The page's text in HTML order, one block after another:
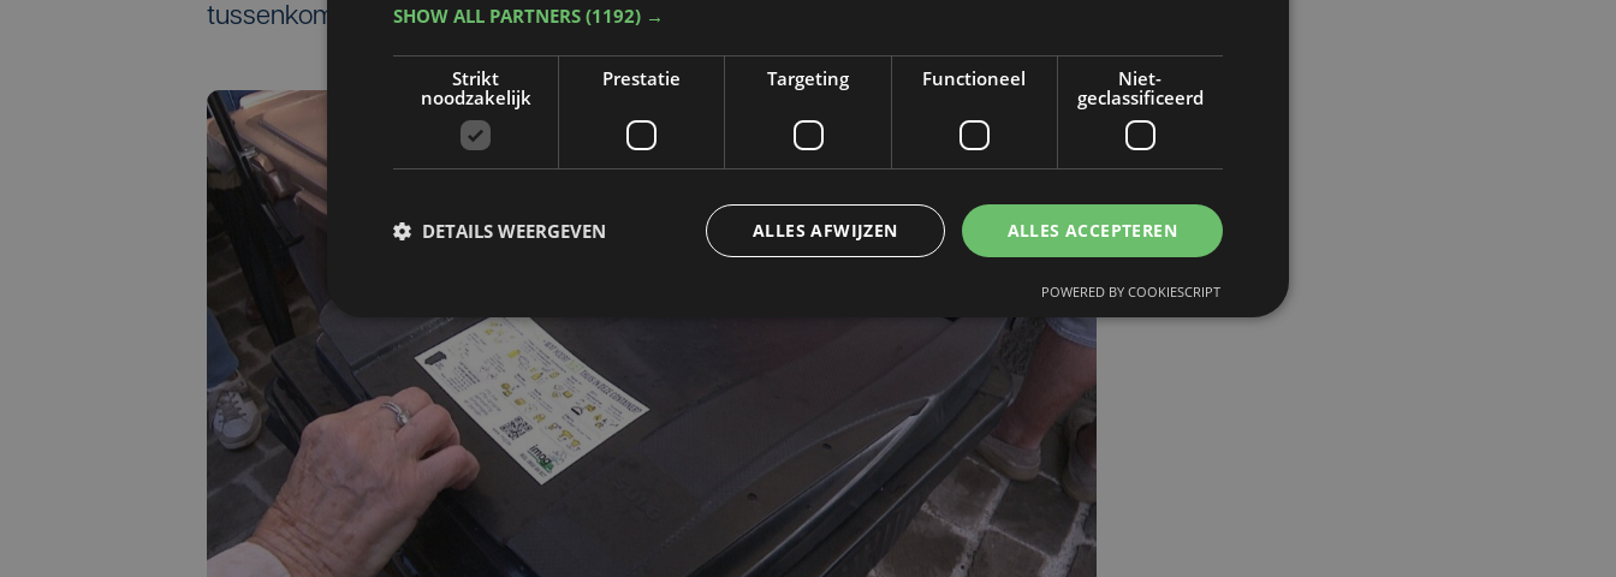
tussenkomst voorzien."SHOW ALL PARTNERS (1192) →
Strikt
noodzakelijk
Prestatie Targeting Functioneel
Niet-
geclassificeerd
ALLES ACCEPTEREN
ALLES AFWIJZEN
DETAILS WEERGEVEN
POWERED BY COOKIESCRIPT